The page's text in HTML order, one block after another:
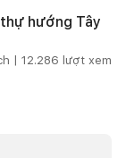
hướng Tây
| 12.286 lượt xem